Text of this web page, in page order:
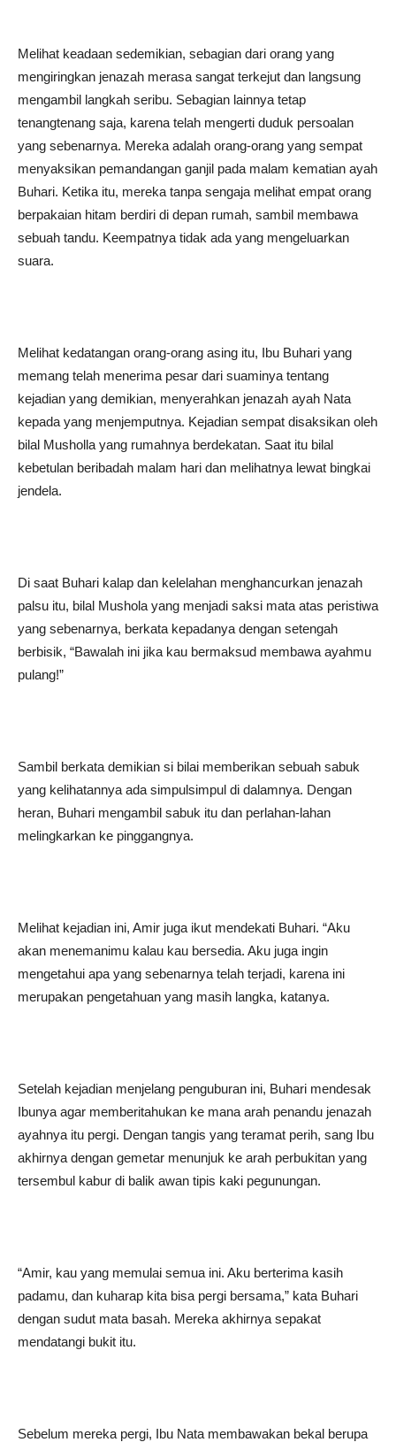
Melihat keadaan sedemikian, sebagian dari orang yang
mengiringkan jenazah merasa sangat terkejut dan langsung
mengambil langkah seribu. Sebagian lainnya tetap
tenangtenang saja, karena telah mengerti duduk persoalan
yang sebenarnya. Mereka adalah orang-orang yang sempat
menyaksikan pemandangan ganjil pada malam kematian ayah
Buhari. Ketika itu, mereka tanpa sengaja melihat empat orang
berpakaian hitam berdiri di depan rumah, sambil membawa
sebuah tandu. Keempatnya tidak ada yang mengeluarkan
suara.
Melihat kedatangan orang-orang asing itu, Ibu Buhari yang
memang telah menerima pesar dari suaminya tentang
kejadian yang demikian, menyerahkan jenazah ayah Nata
kepada yang menjemputnya. Kejadian sempat disaksikan oleh
bilal Musholla yang rumahnya berdekatan. Saat itu bilal
kebetulan beribadah malam hari dan melihatnya lewat bingkai
jendela.
Di saat Buhari kalap dan kelelahan menghancurkan jenazah
palsu itu, bilal Mushola yang menjadi saksi mata atas peristiwa
yang sebenarnya, berkata kepadanya dengan setengah
berbisik, “Bawalah ini jika kau bermaksud membawa ayahmu
pulang!”
Sambil berkata demikian si bilai memberikan sebuah sabuk
yang kelihatannya ada simpulsimpul di dalamnya. Dengan
heran, Buhari mengambil sabuk itu dan perlahan-lahan
melingkarkan ke pinggangnya.
Melihat kejadian ini, Amir juga ikut mendekati Buhari. “Aku
akan menemanimu kalau kau bersedia. Aku juga ingin
mengetahui apa yang sebenarnya telah terjadi, karena ini
merupakan pengetahuan yang masih langka, katanya.
Setelah kejadian menjelang penguburan ini, Buhari mendesak
Ibunya agar memberitahukan ke mana arah penandu jenazah
ayahnya itu pergi. Dengan tangis yang teramat perih, sang Ibu
akhirnya dengan gemetar menunjuk ke arah perbukitan yang
tersembul kabur di balik awan tipis kaki pegunungan.
“Amir, kau yang memulai semua ini. Aku berterima kasih
padamu, dan kuharap kita bisa pergi bersama,” kata Buhari
dengan sudut mata basah. Mereka akhirnya sepakat
mendatangi bukit itu.
Sebelum mereka pergi, Ibu Nata membawakan bekal berupa